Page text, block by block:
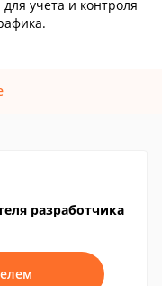
учета и контроля
разработчика